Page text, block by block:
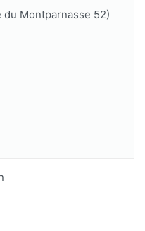
du Montparnasse 52)